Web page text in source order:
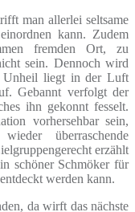
man allerlei seltsame
kann. Zudem
fremden Ort, zu
sein. Dennoch wird
Unheil liegt in der Luft
Gebannt verfolgt der
ihn gekonnt fesselt.
vorhersehbar sein,
überraschende
erzählt
schöner Schmöker für
werden kann.
da wirft das nächste